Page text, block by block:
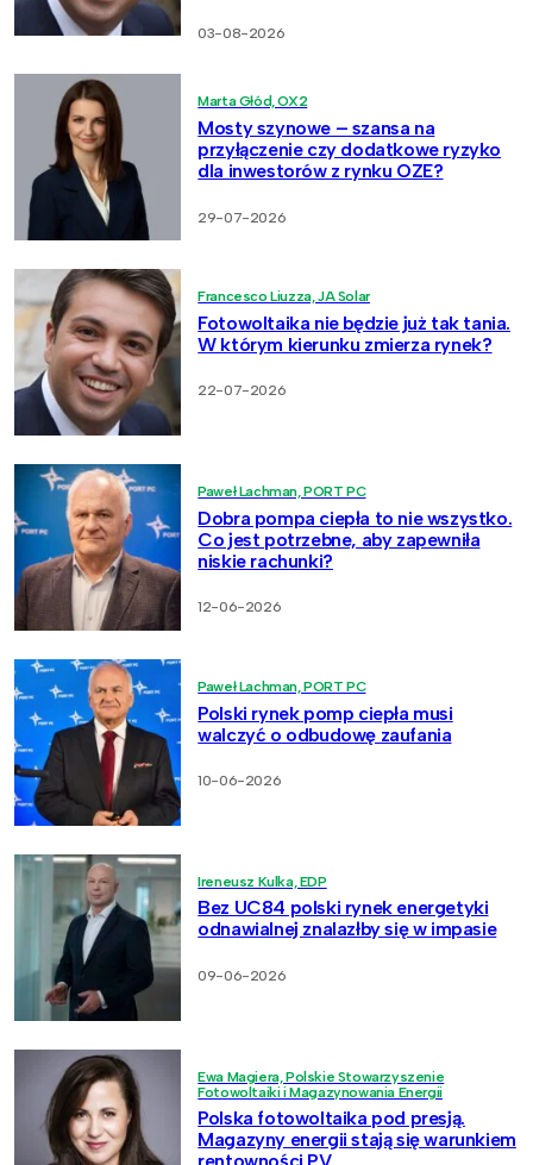
03-08-2026
Marta Głód, OX2
Mosty szynowe – szansa na
przyłączenie czy dodatkowe ryzyko
dla inwestorów z rynku OZE?
29-07-2026
Francesco Liuzza, JA Solar
Fotowoltaika nie będzie już tak tania.
W którym kierunku zmierza rynek?
22-07-2026
Paweł Lachman, PORT PC
Dobra pompa ciepła to nie wszystko.
Co jest potrzebne, aby zapewniła
niskie rachunki?
12-06-2026
Paweł Lachman, PORT PC
Polski rynek pomp ciepła musi
walczyć o odbudowę zaufania
10-06-2026
Ireneusz Kulka, EDP
Bez UC84 polski rynek energetyki
odnawialnej znalazłby się w impasie
09-06-2026
Ewa Magiera, Polskie Stowarzyszenie
Fotowoltaiki i Magazynowania Energii
Polska fotowoltaika pod presją.
Magazyny energii stają się warunkiem